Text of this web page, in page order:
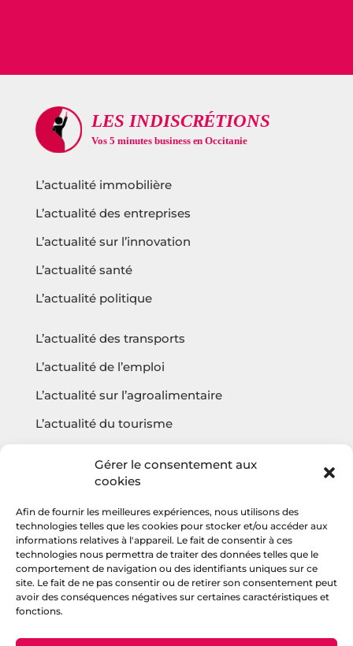
Gérer le consentement aux
cookies
Afin de fournir les meilleures expériences, nous utilisons des
technologies telles que les cookies pour stocker et/ou accéder aux
informations relatives à l'appareil. Le fait de consentir à ces
technologies nous permettra de traiter des données telles que le
comportement de navigation ou des identifiants uniques sur ce
site. Le fait de ne pas consentir ou de retirer son consentement peut
avoir des conséquences négatives sur certaines caractéristiques et
fonctions.
L’actualité immobilière
L’actualité des entreprises
L’actualité sur l’innovation
L’actualité santé
L’actualité politique
L’actualité des transports
L’actualité de l’emploi
L’actualité sur l’agroalimentaire
L’actualité du tourisme
Questions fréquentes
Contact
Agencehv
Rejoignez la communauté